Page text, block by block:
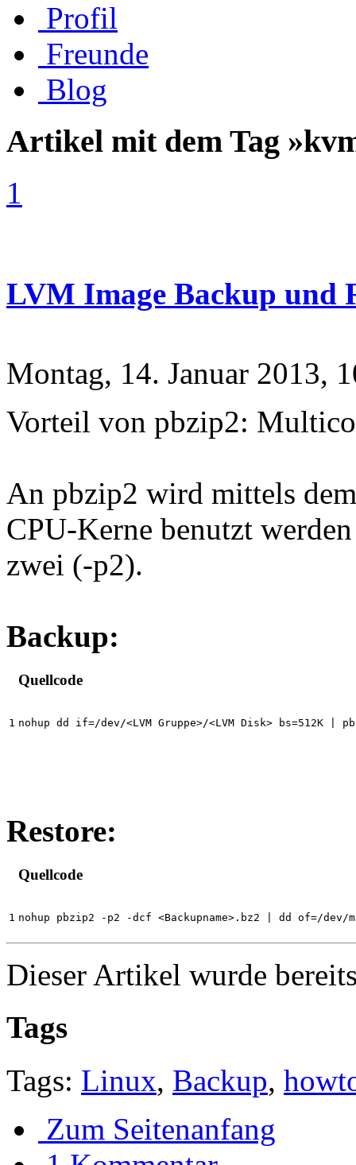
Profil
Freunde
Blog
Artikel mit dem Tag
1
LVM Image Backup und
Montag, 14. Januar 2013,
Vorteil von pbzip2:
An pbzip2 wird mittels
CPU-Kerne benutzt
zwei (-p2).
Backup:
Quellcode
nohup dd if=/dev/<LVM Gruppe>/<LVM Disk> bs=512K |
Restore:
Quellcode
nohup pbzip2 -p2 -dcf <Backupname>.bz2 | dd of=/
Dieser Artikel wurde
Tags
Tags: Linux, Backup,
Zum Seitenanfang